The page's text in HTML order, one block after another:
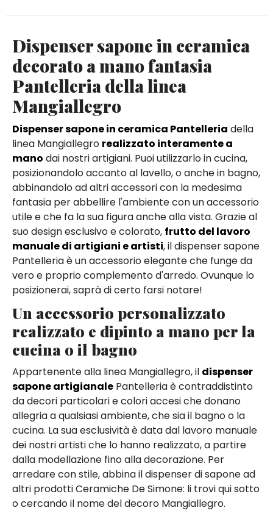
Dispenser sapone in ceramica
decorato a mano fantasia
Pantelleria della linea
Mangiallegro
Dispenser sapone in ceramica Pantelleria della
linea Mangiallegro realizzato interamente a
mano dai nostri artigiani. Puoi utilizzarlo in cucina,
posizionandolo accanto al lavello, o anche in bagno,
abbinandolo ad altri accessori con la medesima
fantasia per abbellire l'ambiente con un accessorio
utile e che fa la sua figura anche alla vista. Grazie al
suo design esclusivo e colorato, frutto del lavoro
manuale di artigiani e artisti, il dispenser sapone
Pantelleria è un accessorio elegante che funge da
vero e proprio complemento d'arredo. Ovunque lo
posizionerai, saprà di certo farsi notare!
Un accessorio personalizzato
realizzato e dipinto a mano per la
cucina o il bagno
Appartenente alla linea Mangiallegro, il dispenser
sapone artigianale Pantelleria è contraddistinto
da decori particolari e colori accesi che donano
allegria a qualsiasi ambiente, che sia il bagno o la
cucina. La sua esclusività è data dal lavoro manuale
dei nostri artisti che lo hanno realizzato, a partire
dalla modellazione fino alla decorazione. Per
arredare con stile, abbina il dispenser di sapone ad
altri prodotti Ceramiche De Simone: li trovi qui sotto
o cercando il nome del decoro Mangiallegro.